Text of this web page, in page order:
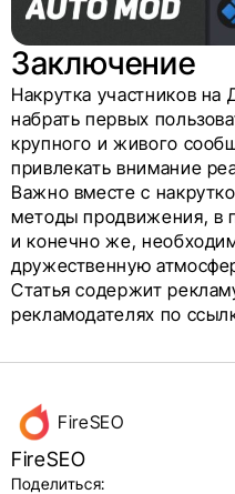
Заключение
Накрутка участников
набрать первых
крупного и живого
привлекать внимание
Важно вместе с
методы продвижения, в
и конечно же,
дружественную
Статья содержит
рекламодателях по
Данные
об авторе
FireSEO
FireSEO
Поделиться: